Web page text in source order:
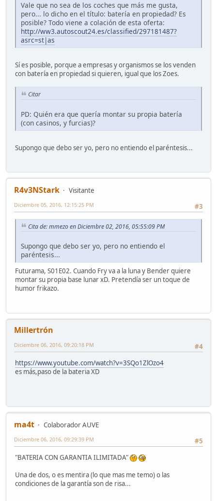
Vale que no sea de los coches que más me gusta,
pero... lo dicho en el título: batería en propiedad? Es
posible? Todo viene a colación de esta oferta:
http://ww3.autoscout24.es/classified/297181487?
asrc=st|as
Sí es posible, porque a empresas y organismos se los venden
con batería en propiedad si quieren, igual que los Zoes.
Citar
PD: Quién era que quería montar su propia batería
(con casinos, y furcias)?
Supongo que debo ser yo, pero no entiendo el paréntesis...
R4v3NStark
Visitante
#3
Diciembre 05, 2016, 12:15:25 PM
Cita de: mmezo en Diciembre 02, 2016, 05:55:09 PM
Supongo que debo ser yo, pero no entiendo el
paréntesis...
Futurama, S01E02. Cuando Fry va a la luna y Bender quiere
montar su propia base lunar xD. Pretendía ser un toque de
humor frikazo.
Millertrón
#4
Diciembre 06, 2016, 09:20:18 PM
https://www.youtube.com/watch?v=3SQo1ZlOzo4
es más,paso de la bateria XD
ma4t
Colaborador AUVE
#5
Diciembre 06, 2016, 09:29:39 PM
"BATERIA CON GARANTIA ILIMITADA"
Una de dos, o es mentira (lo que mas me temo) o las
condiciones de la garantía son de risa...